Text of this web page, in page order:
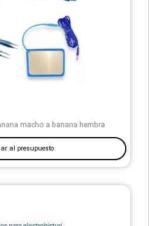
macho a banana hembra
al presupuesto